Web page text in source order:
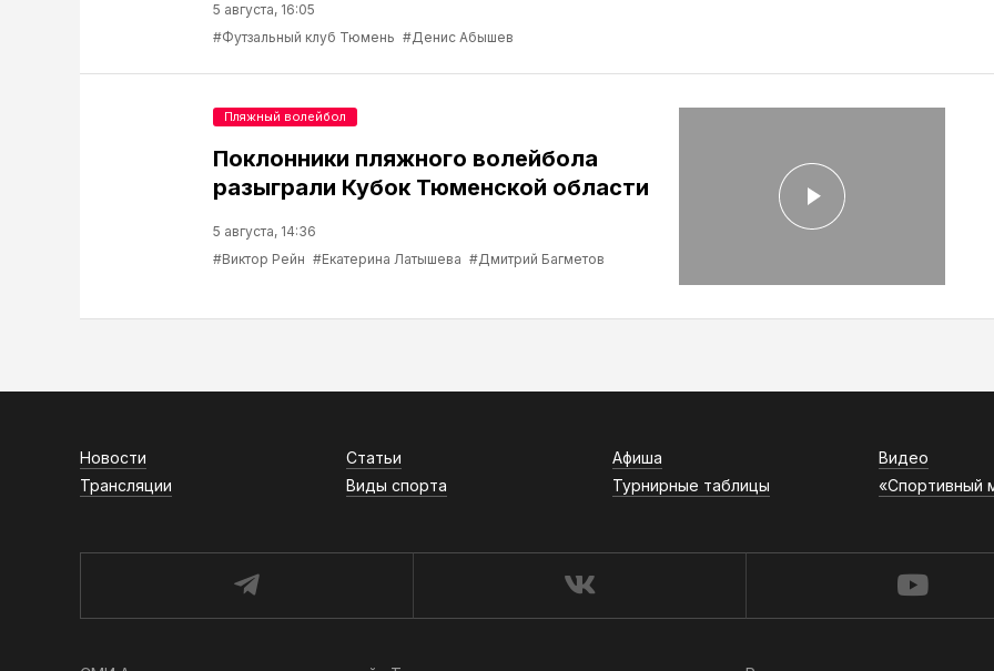
5 августа, 16:05
#Футзальный клуб Тюмень #Денис Абышев
Поклонники пляжного волейбола
разыграли Кубок Тюменской области
5 августа, 14:36
#Виктор Рейн #Екатерина Латышева #Дмитрий Багметов
Пляжный волейбол
Новости Статьи Афиша Видео
Трансляции
Виды спорта Турнирные таблицы «Спортивный